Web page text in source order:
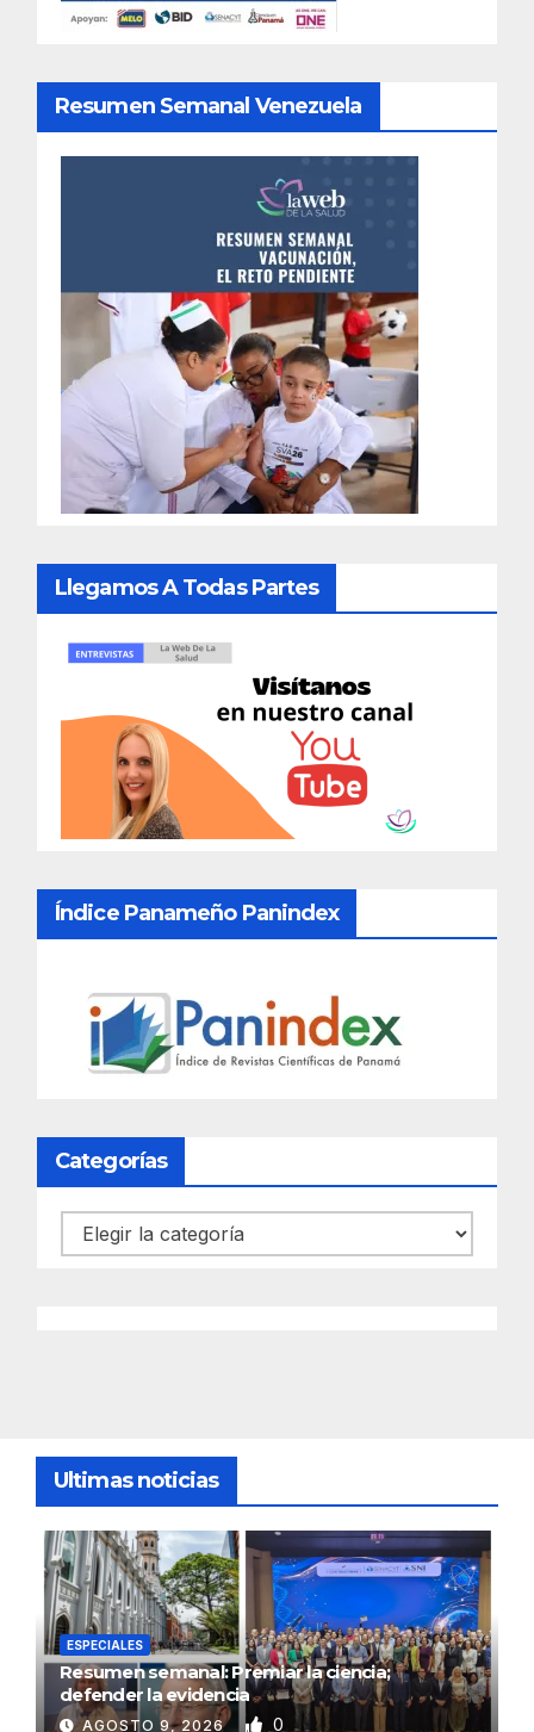
Resumen Semanal Venezuela
Llegamos A Todas Partes
Índice Panameño Panindex
Categorías
Categorías
Ultimas noticias
ESPECIALES
Resumen semanal: Premiar la ciencia;
defender la evidencia
AGOSTO 9, 2026 0